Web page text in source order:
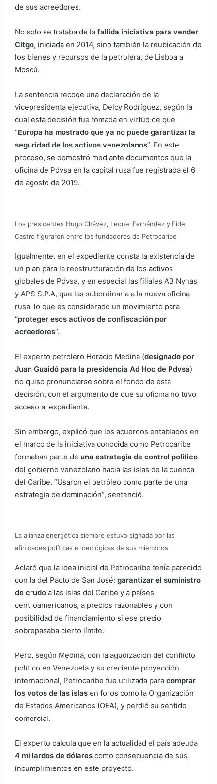
de sus acreedores.
No solo se trataba de la fallida iniciativa para vender
Citgo, iniciada en 2014, sino también la reubicación de
los bienes y recursos de la petrolera, de Lisboa a
Moscú.
La sentencia recoge una declaración de la
vicepresidenta ejecutiva, Delcy Rodríguez, según la
cual esta decisión fue tomada en virtud de que
“Europa ha mostrado que ya no puede garantizar la
seguridad de los activos venezolanos”. En este
proceso, se demostró mediante documentos que la
oficina de Pdvsa en la capital rusa fue registrada el 6
de agosto de 2019.
Los presidentes Hugo Chávez, Leonel Fernández y Fidel
Castro figuraron entre los fundadores de Petrocaribe
Igualmente, en el expediente consta la existencia de
un plan para la reestructuración de los activos
globales de Pdvsa, y en especial las filiales AB Nynas
y APS S.P.A, que las subordinaría a la nueva oficina
rusa, lo que es considerado un movimiento para
“proteger esos activos de confiscación por
acreedores”.
El experto petrolero Horacio Medina (designado por
Juan Guaidó para la presidencia Ad Hoc de Pdvsa)
no quiso pronunciarse sobre el fondo de esta
decisión, con el argumento de que su oficina no tuvo
acceso al expediente.
Sin embargo, explicó que los acuerdos entablados en
el marco de la iniciativa conocida como Petrocaribe
formaban parte de una estrategia de control político
del gobierno venezolano hacia las islas de la cuenca
del Caribe. “Usaron el petróleo como parte de una
estrategia de dominación”, sentenció.
La alianza energética siempre estuvo signada por las
afinidades políticas e ideológicas de sus miembros
Aclaró que la idea inicial de Petrocaribe tenía parecido
con la del Pacto de San José: garantizar el suministro
de crudo a las islas del Caribe y a países
centroamericanos, a precios razonables y con
posibilidad de financiamiento si ese precio
sobrepasaba cierto límite.
Pero, según Medina, con la agudización del conflicto
político en Venezuela y su creciente proyección
internacional, Petrocaribe fue utilizada para comprar
los votos de las islas en foros como la Organización
de Estados Americanos (OEA), y perdió su sentido
comercial.
El experto calcula que en la actualidad el país adeuda
4 millardos de dólares como consecuencia de sus
incumplimientos en este proyecto.